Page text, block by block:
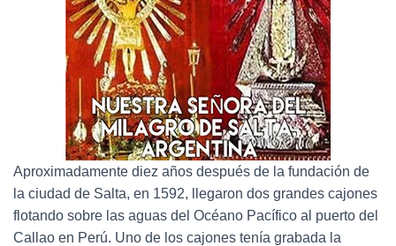
Aproximadamente diez años después de la fundación de
la ciudad de Salta, en 1592, llegaron dos grandes cajones
flotando sobre las aguas del Océano Pacífico al puerto del
Callao en Perú. Uno de los cajones tenía grabada la